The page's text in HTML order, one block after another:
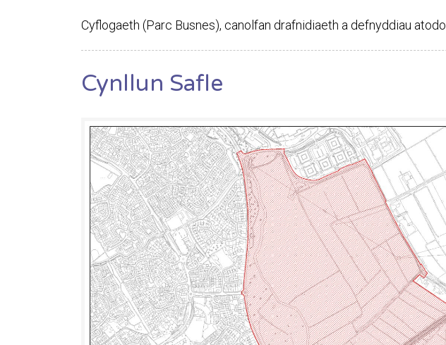
Cyflogaeth (Parc Busnes), canolfan drafnidiaeth a defnyddiau atodol.
Cynllun Safle